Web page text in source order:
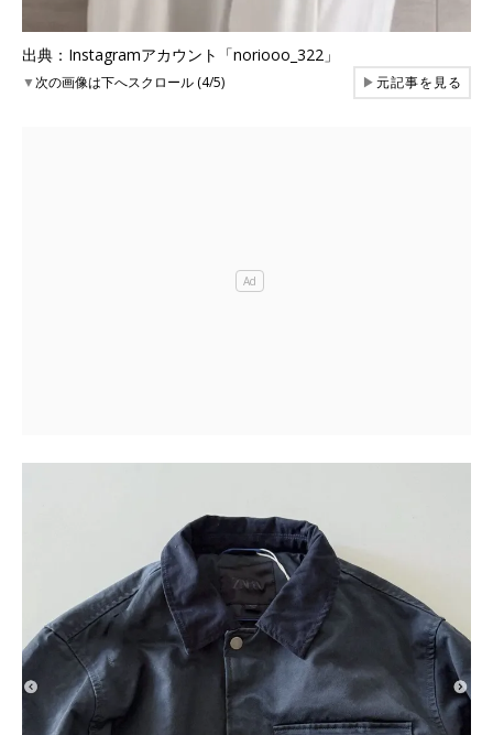
出典：Instagramアカウント「noriooo_322」
▼次の画像は下へスクロール (4/5) ▶元記事を見る